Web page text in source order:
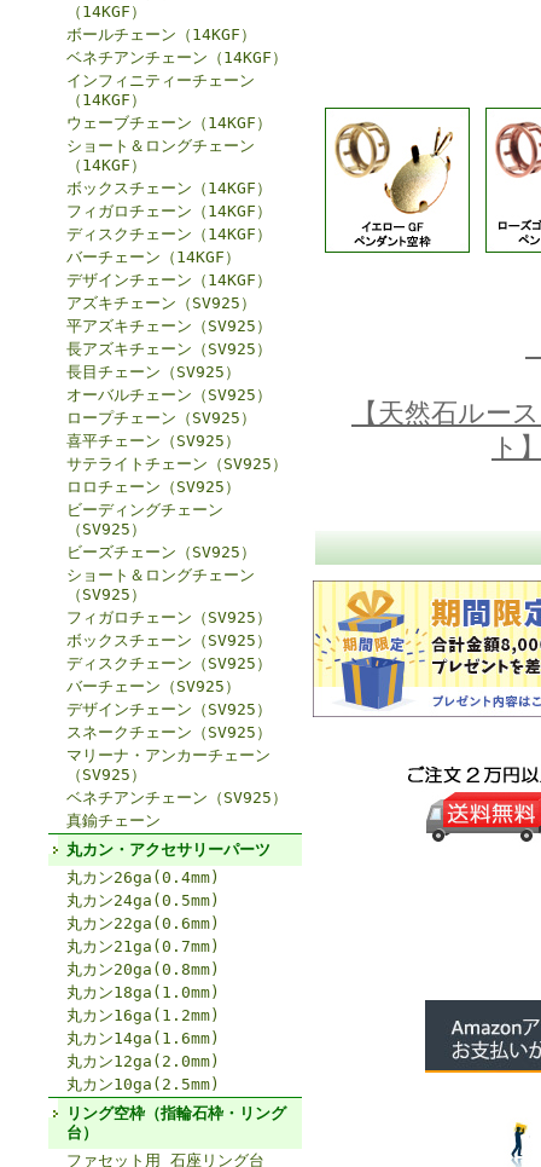
（14KGF）
ボールチェーン（14KGF）
ベネチアンチェーン（14KGF）
インフィニティーチェーン
（14KGF）
ウェーブチェーン（14KGF）
ショート＆ロングチェーン
（14KGF）
ボックスチェーン（14KGF）
フィガロチェーン（14KGF）
ディスクチェーン（14KGF）
バーチェーン（14KGF）
デザインチェーン（14KGF）
アズキチェーン（SV925）
平アズキチェーン（SV925）
長アズキチェーン（SV925）
長目チェーン（SV925）
オーバルチェーン（SV925）
ロープチェーン（SV925）
喜平チェーン（SV925）
サテライトチェーン（SV925）
ロロチェーン（SV925）
ビーディングチェーン
（SV925）
ビーズチェーン（SV925）
ショート＆ロングチェーン
（SV925）
フィガロチェーン（SV925）
ボックスチェーン（SV925）
ディスクチェーン（SV925）
バーチェーン（SV925）
デザインチェーン（SV925）
スネークチェーン（SV925）
マリーナ・アンカーチェーン
（SV925）
ベネチアンチェーン（SV925）
真鍮チェーン
丸カン・アクセサリーパーツ
丸カン26ga(0.4mm)
丸カン24ga(0.5mm)
丸カン22ga(0.6mm)
丸カン21ga(0.7mm)
丸カン20ga(0.8mm)
丸カン18ga(1.0mm)
丸カン16ga(1.2mm)
丸カン14ga(1.6mm)
丸カン12ga(2.0mm)
丸カン10ga(2.5mm)
リング空枠（指輪石枠・リング
台）
ファセット用 石座リング台
【天然石ルー
ト